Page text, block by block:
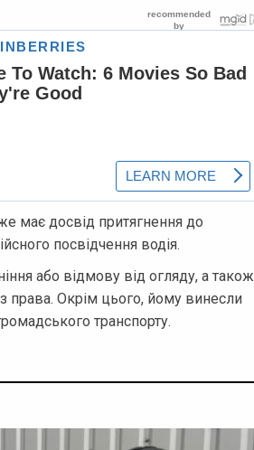
має досвід притягнення до
посвідчення водія.
або відмову від огляду, а також
права. Окрім цього, йому винесли
транспорту.